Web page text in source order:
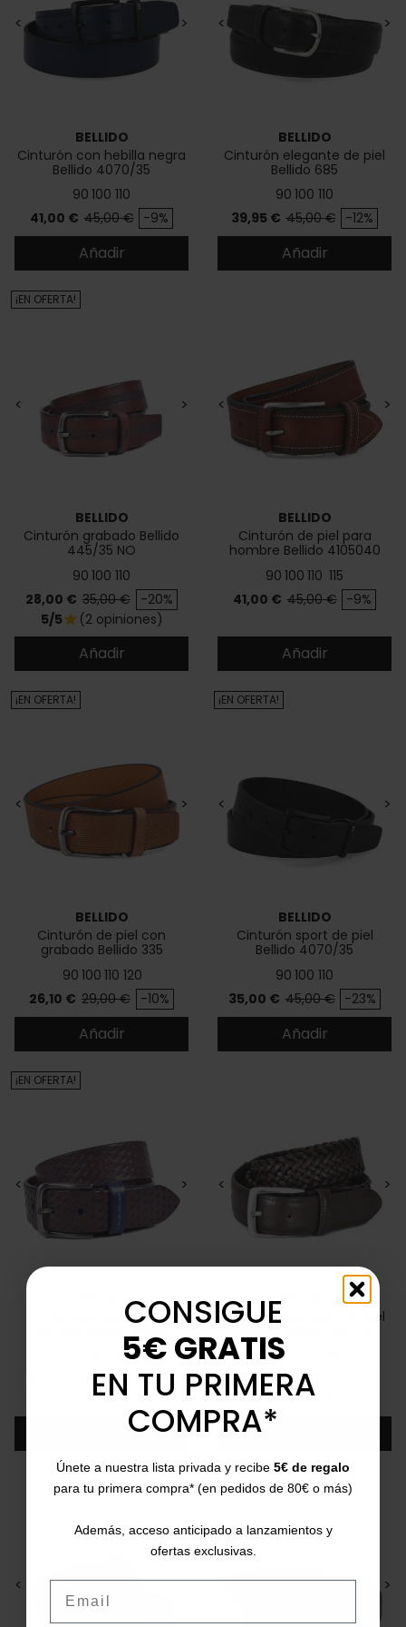
< >
BELLIDO
Cinturón con hebilla negra
Bellido 4070/35
90 100 110
Precio
41,00 € Precio base
45,00 € -9%
Añadir
< >
BELLIDO
Cinturón elegante de piel
Bellido 685
90 100 110
Precio
39,95 € Precio base
45,00 € -12%
Añadir
< >
BELLIDO
Cinturón grabado Bellido
445/35 NO
90 100 110
Precio
28,00 € Precio base
35,00 € -20%
¡EN OFERTA!
5/5star (2 opiniones)
Añadir
< >
BELLIDO
Cinturón de piel para
hombre Bellido 4105040
90 100 110 115
Precio
41,00 € Precio base
45,00 € -9%
Añadir
< >
BELLIDO
Cinturón de piel con
grabado Bellido 335
90 100 110 120
Precio
26,10 € Precio base
29,00 € -10%
¡EN OFERTA!
Añadir
< >
BELLIDO
Cinturón sport de piel
Bellido 4070/35
90 100 110
Precio
35,00 € Precio base
45,00 € -23%
¡EN OFERTA!
Añadir
< >
Cinturón sport para
110
Precio base
39,95 € -20%
¡EN OFERTA!
< >
BELLIDO
Cinturón trenzado de piel
90100
Precio
36,00 € Precio base
39,95 €
5/5star (2 opiniones)
< > < >
CONSIGUE
5€ GRATIS
EN TU PRIMERA
COMPRA*
Únete a nuestra lista privada y recibe 5€ de regalo
para tu primera compra* (en pedidos de 80€ o más)
Además, acceso anticipado a lanzamientos y
ofertas exclusivas.